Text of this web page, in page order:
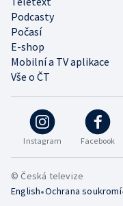
Instagram Facebook
Podcasty
Počasí
E-shop
Mobilní a TV aplikace
Vše o ČT
© Česká televize
English•Ochrana soukromí